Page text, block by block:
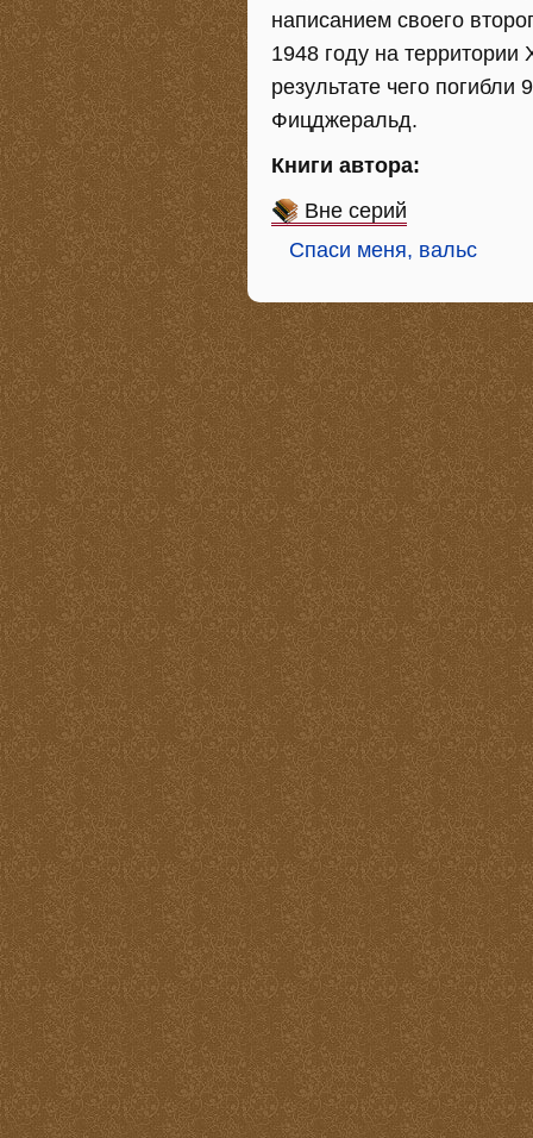
написанием своего
1948 году на
результате чего
Фицджеральд.
Книги автора:
Вне серий
Спаси меня, вальс